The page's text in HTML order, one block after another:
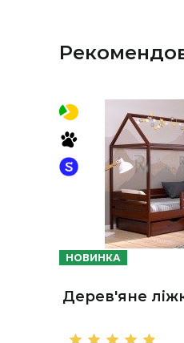
НОВИНКА
Дерев'яне